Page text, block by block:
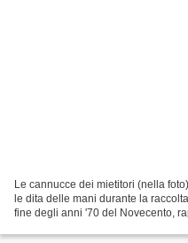
Le cannucce dei mietitori (nella
le dita delle mani durante la
fine degli anni '70 del Novecento,